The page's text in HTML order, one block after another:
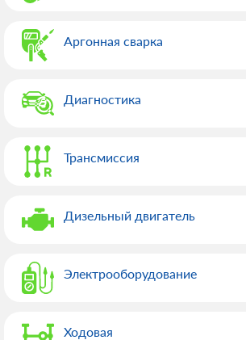
Аргонная сварка
Диагностика
Трансмиссия
Дизельный двигатель
Электрооборудованиe
Ходовая